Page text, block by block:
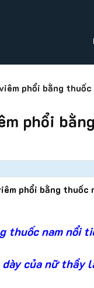
phổi bằng
phổi
phổi bằng thuốc
thuốc nam nổi
của nữ thầy